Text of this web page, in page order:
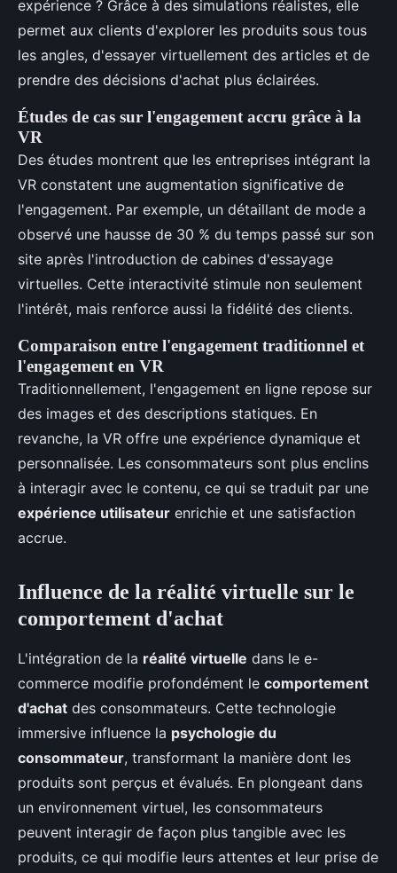
expérience ? Grâce à des simulations réalistes, elle
permet aux clients d'explorer les produits sous tous
les angles, d'essayer virtuellement des articles et de
prendre des décisions d'achat plus éclairées.
Études de cas sur l'engagement accru grâce à la
VR
Des études montrent que les entreprises intégrant la
VR constatent une augmentation significative de
l'engagement. Par exemple, un détaillant de mode a
observé une hausse de 30 % du temps passé sur son
site après l'introduction de cabines d'essayage
virtuelles. Cette interactivité stimule non seulement
l'intérêt, mais renforce aussi la fidélité des clients.
Comparaison entre l'engagement traditionnel et
l'engagement en VR
Traditionnellement, l'engagement en ligne repose sur
des images et des descriptions statiques. En
revanche, la VR offre une expérience dynamique et
personnalisée. Les consommateurs sont plus enclins
à interagir avec le contenu, ce qui se traduit par une
expérience utilisateur enrichie et une satisfaction
accrue.
Influence de la réalité virtuelle sur le
comportement d'achat
L'intégration de la réalité virtuelle dans le e-
commerce modifie profondément le comportement
d'achat des consommateurs. Cette technologie
immersive influence la psychologie du
consommateur, transformant la manière dont les
produits sont perçus et évalués. En plongeant dans
un environnement virtuel, les consommateurs
peuvent interagir de façon plus tangible avec les
produits, ce qui modifie leurs attentes et leur prise de